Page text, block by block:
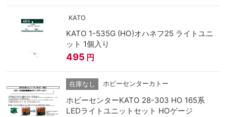
KATO
KATO 1-535G (HO)オハネフ25 ライトユニ
ット 1個入り
495 円
在庫なし ホビーセンターカトー
ホビーセンターKATO 28-303 HO 165系
LEDライトユニットセット HOゲージ